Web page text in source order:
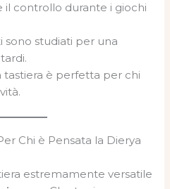
il controllo durante i giochi
sono studiati per una
tastiera è perfetta per chi
Chi è Pensata la Dierya
estremamente versatile